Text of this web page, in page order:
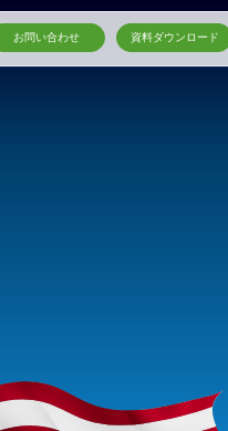
お問い合わせ 資料ダウンロード